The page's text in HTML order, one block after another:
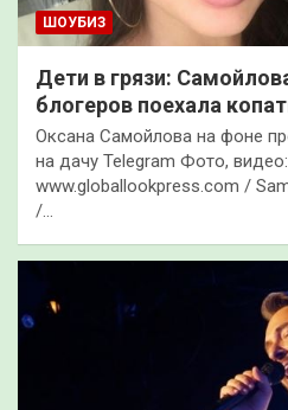
ШОУБИЗ
Дети в грязи:
блогеров поехала
Оксана Самойлова на фоне
на дачу Telegram Фото, видео:
www.globallookpress.com /
/…